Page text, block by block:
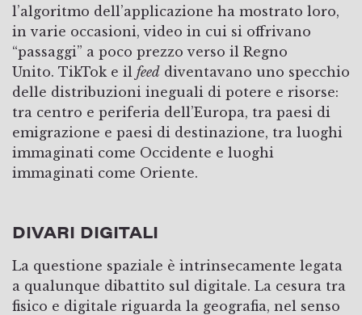
l’algoritmo dell’applicazione ha mostrato loro,
in varie occasioni, video in cui si offrivano
“passaggi” a poco prezzo verso il Regno
Unito. TikTok e il feed diventavano uno specchio
delle distribuzioni ineguali di potere e risorse:
tra centro e periferia dell’Europa, tra paesi di
emigrazione e paesi di destinazione, tra luoghi
immaginati come Occidente e luoghi
immaginati come Oriente.
DIVARI DIGITALI
La questione spaziale è intrinsecamente legata
a qualunque dibattito sul digitale. La cesura tra
fisico e digitale riguarda la geografia, nel senso